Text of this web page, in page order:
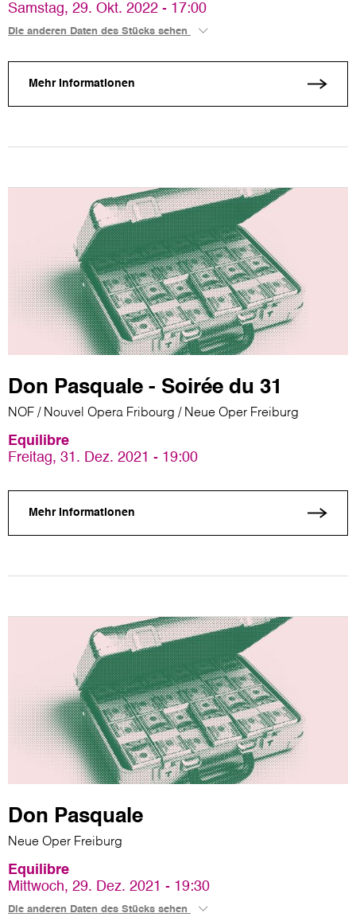
Samstag, 29. Okt. 2022 - 17:00
Die anderen Daten des Stücks sehen
Mehr Informationen
Don Pasquale - Soirée du 31
NOF / Nouvel Opera Fribourg / Neue Oper Freiburg
Equilibre
Freitag, 31. Dez. 2021 - 19:00
Mehr Informationen
Don Pasquale
Neue Oper Freiburg
Equilibre
Mittwoch, 29. Dez. 2021 - 19:30
Die anderen Daten des Stücks sehen